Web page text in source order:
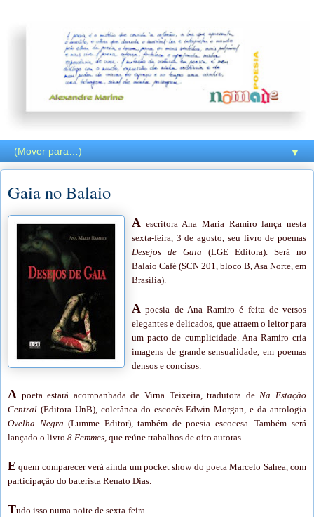
▼
Gaia no Balaio
A escritora Ana Maria Ramiro lança nesta
sexta-feira, 3 de agosto, seu livro de poemas
Desejos de Gaia (LGE Editora). Será no
Balaio Café (SCN 201, bloco B, Asa Norte, em
Brasília).
A poesia de Ana Ramiro é feita de versos
elegantes e delicados, que atraem o leitor para
um pacto de cumplicidade. Ana Ramiro cria
imagens de grande sensualidade, em poemas
densos e concisos.
A poeta estará acompanhada de Virna Teixeira, tradutora de Na Estação
Central (Editora UnB), coletânea do escocês Edwin Morgan, e da antologia
Ovelha Negra (Lumme Editor), também de poesia escocesa. Também será
lançado o livro 8 Femmes , que reúne trabalhos de oito autoras.
E quem comparecer verá ainda um pocket show do poeta Marcelo Sahea, com
participação do baterista Renato Dias.
Tudo isso numa noite de sexta-feira...